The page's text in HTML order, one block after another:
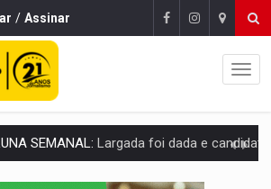
/ Assinar
SUSPEITA:Entrega de 286 máquinas em Rondônia coincide com
Reter até 50% no distrato imobiliário é legal, mas não pode